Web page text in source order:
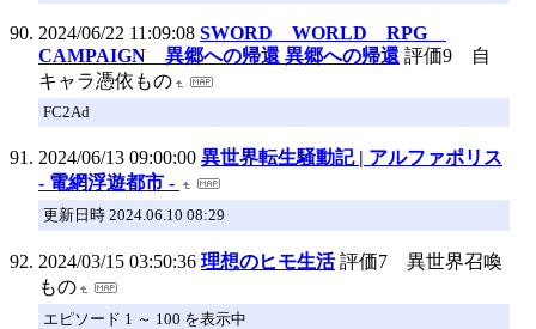
2024/06/22 11:09:08 SWORD WORLD RPG
CAMPAIGN 異郷への帰還 異郷への帰還 評価9 自
キャラ憑依もの
FC2Ad
2024/06/13 09:00:00 異世界転生騒動記 | アルファポリス
- 電網浮遊都市 -
更新日時 2024.06.10 08:29
2024/03/15 03:50:36 理想のヒモ生活 評価7 異世界召喚
もの
エピソード 1 ～ 100 を表示中